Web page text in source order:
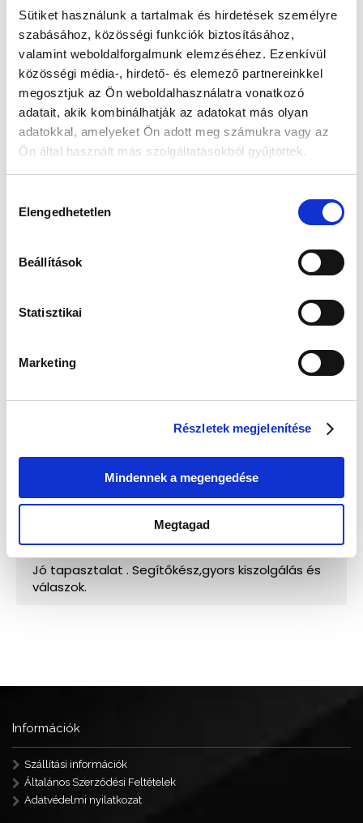
Sütiket használunk a tartalmak és hirdetések személyre
szabásához, közösségi funkciók biztosításához,
valamint weboldalforgalmunk elemzéséhez. Ezenkívül
közösségi média-, hirdető- és elemező partnereinkkel
megosztjuk az Ön weboldalhasználatra vonatkozó
adatait, akik kombinálhatják az adatokat más olyan
adatokkal, amelyeket Ön adott meg számukra vagy az
Ön által használt más szolgáltatásokból gyűjtöttek.
kiválasztása
Elengedhetetlen
Beállítások
Statisztikai
Marketing
Részletek megjelenítése
Mindennek a megengedése
Megtagad
Készleten:RAKTÁRON
244 990 Ft 179 490 Ft
Az elmúlt 30 nap legjobb ára: 179 490 Ft
Információk
Szállítási információk
Általános Szerződési Feltételek
Adatvédelmi nyilatkozat